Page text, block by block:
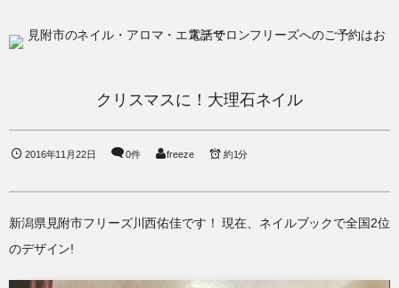
クリスマスに！大理石ネイル
2016年11月22日 0件 freeze 約1分
新潟県見附市フリーズ川西佑佳です！ 現在、ネイルブックで全国2位
のデザイン!